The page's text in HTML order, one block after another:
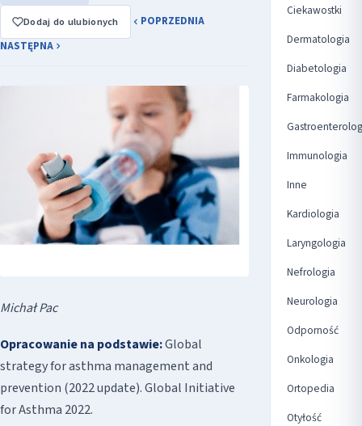
Dodaj do ulubionych
POPRZEDNIA
NASTĘPNA
Michał Pac
Opracowanie na podstawie:Global
strategy for asthma management and
prevention (2022 update). Global Initiative
for Asthma 2022.
Ciekawostki
Dermatologia
Diabetologia
Farmakologia
Immunologia
Inne
Kardiologia
Laryngologia
Nefrologia
Neurologia
Odporność
Onkologia
Ortopedia
Otyłość